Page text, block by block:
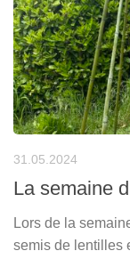
31.05.2024
La semaine
Lors de la
semis de lentilles